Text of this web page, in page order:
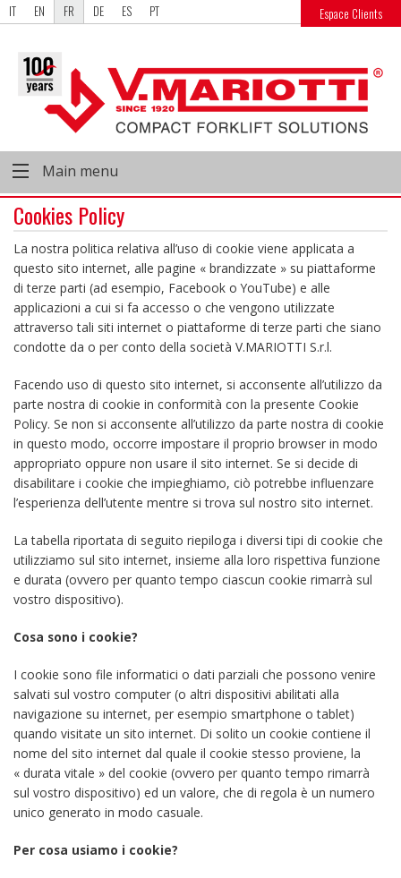
IT EN FR DE ES PT Espace Clients
Main menu
Cookies Policy
La nostra politica relativa all’uso di cookie viene applicata a
questo sito internet, alle pagine « brandizzate » su piattaforme
di terze parti (ad esempio, Facebook o YouTube) e alle
applicazioni a cui si fa accesso o che vengono utilizzate
attraverso tali siti internet o piattaforme di terze parti che siano
condotte da o per conto della società V.MARIOTTI S.r.l.
Facendo uso di questo sito internet, si acconsente all’utilizzo da
parte nostra di cookie in conformità con la presente Cookie
Policy. Se non si acconsente all’utilizzo da parte nostra di cookie
in questo modo, occorre impostare il proprio browser in modo
appropriato oppure non usare il sito internet. Se si decide di
disabilitare i cookie che impieghiamo, ciò potrebbe influenzare
l’esperienza dell’utente mentre si trova sul nostro sito internet.
La tabella riportata di seguito riepiloga i diversi tipi di cookie che
utilizziamo sul sito internet, insieme alla loro rispettiva funzione
e durata (ovvero per quanto tempo ciascun cookie rimarrà sul
vostro dispositivo).
Cosa sono i cookie?
I cookie sono file informatici o dati parziali che possono venire
salvati sul vostro computer (o altri dispositivi abilitati alla
navigazione su internet, per esempio smartphone o tablet)
quando visitate un sito internet. Di solito un cookie contiene il
nome del sito internet dal quale il cookie stesso proviene, la
« durata vitale » del cookie (ovvero per quanto tempo rimarrà
sul vostro dispositivo) ed un valore, che di regola è un numero
unico generato in modo casuale.
Per cosa usiamo i cookie?